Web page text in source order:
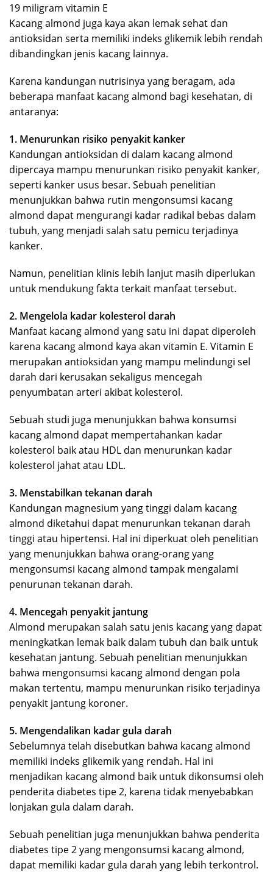
19 miligram vitamin E
Kacang almond juga kaya akan lemak sehat dan
antioksidan serta memiliki indeks glikemik lebih rendah
dibandingkan jenis kacang lainnya.
Karena kandungan nutrisinya yang beragam, ada
beberapa manfaat kacang almond bagi kesehatan, di
antaranya:
1. Menurunkan risiko penyakit kanker
Kandungan antioksidan di dalam kacang almond
dipercaya mampu menurunkan risiko penyakit kanker,
seperti kanker usus besar. Sebuah penelitian
menunjukkan bahwa rutin mengonsumsi kacang
almond dapat mengurangi kadar radikal bebas dalam
tubuh, yang menjadi salah satu pemicu terjadinya
kanker.
Namun, penelitian klinis lebih lanjut masih diperlukan
untuk mendukung fakta terkait manfaat tersebut.
2. Mengelola kadar kolesterol darah
Manfaat kacang almond yang satu ini dapat diperoleh
karena kacang almond kaya akan vitamin E. Vitamin E
merupakan antioksidan yang mampu melindungi sel
darah dari kerusakan sekaligus mencegah
penyumbatan arteri akibat kolesterol.
Sebuah studi juga menunjukkan bahwa konsumsi
kacang almond dapat mempertahankan kadar
kolesterol baik atau HDL dan menurunkan kadar
kolesterol jahat atau LDL.
3. Menstabilkan tekanan darah
Kandungan magnesium yang tinggi dalam kacang
almond diketahui dapat menurunkan tekanan darah
tinggi atau hipertensi. Hal ini diperkuat oleh penelitian
yang menunjukkan bahwa orang-orang yang
mengonsumsi kacang almond tampak mengalami
penurunan tekanan darah.
4. Mencegah penyakit jantung
Almond merupakan salah satu jenis kacang yang dapat
meningkatkan lemak baik dalam tubuh dan baik untuk
kesehatan jantung. Sebuah penelitian menunjukkan
bahwa mengonsumsi kacang almond dengan pola
makan tertentu, mampu menurunkan risiko terjadinya
penyakit jantung koroner.
5. Mengendalikan kadar gula darah
Sebelumnya telah disebutkan bahwa kacang almond
memiliki indeks glikemik yang rendah. Hal ini
menjadikan kacang almond baik untuk dikonsumsi oleh
penderita diabetes tipe 2, karena tidak menyebabkan
lonjakan gula dalam darah.
Sebuah penelitian juga menunjukkan bahwa penderita
diabetes tipe 2 yang mengonsumsi kacang almond,
dapat memiliki kadar gula darah yang lebih terkontrol.